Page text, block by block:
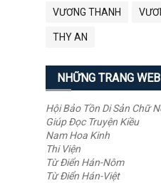
VƯƠNG THANH
THY AN
NHỮNG TRANG
Hội Bảo Tồn Di Sản Chữ
Giúp Đọc Truyện Kiều
Nam Hoa Kinh
Thi Viện
Từ Điển Hán-Nôm
Từ Điển Hán-Việt